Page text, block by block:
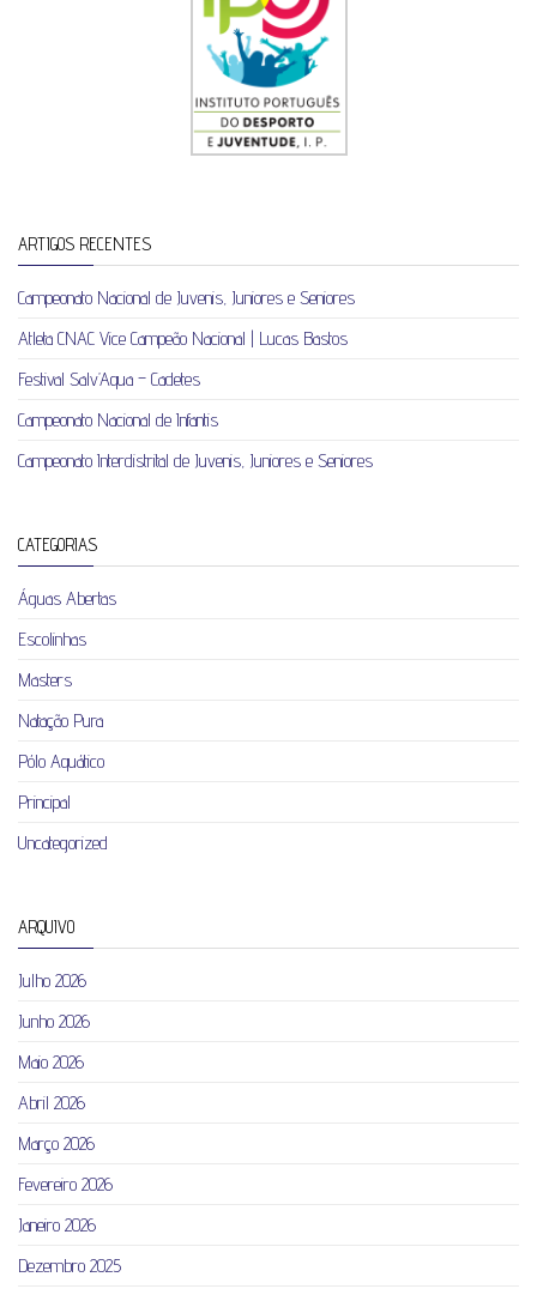
ARTIGOS RECENTES
Campeonato Nacional de Juvenis, Juniores e Seniores
Atleta CNAC Vice Campeão Nacional | Lucas Bastos
Festival Salv’Aqua – Cadetes
Campeonato Nacional de Infantis
Campeonato Interdistrital de Juvenis, Juniores e Seniores
CATEGORIAS
Águas Abertas
Escolinhas
Masters
Natação Pura
Pólo Aquático
Principal
Uncategorized
ARQUIVO
Julho 2026
Junho 2026
Maio 2026
Abril 2026
Março 2026
Fevereiro 2026
Janeiro 2026
Dezembro 2025